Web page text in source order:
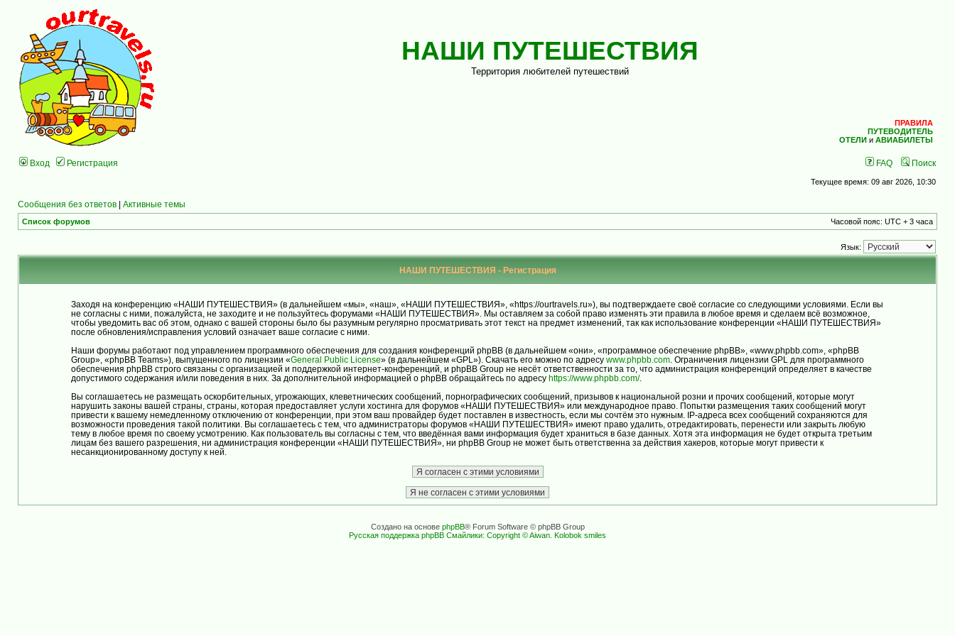
НАШИ ПУТЕШЕСТВИЯ
Территория любителей путешествий
ПРАВИЛА
ПУТЕВОДИТЕЛЬ
ОТЕЛИ и АВИАБИЛЕТЫ
Вход Регистрация FAQ Поиск
Текущее время: 09 авг 2026, 10:30
Сообщения без ответов | Активные темы
Список форумов Часовой пояс: UTC + 3 часа
Язык:
НАШИ ПУТЕШЕСТВИЯ - Регистрация
Заходя на конференцию «НАШИ ПУТЕШЕСТВИЯ» (в дальнейшем «мы», «наш», «НАШИ ПУТЕШЕСТВИЯ», «https://ourtravels.ru»), вы подтверждаете своё согласие со следующими условиями. Если вы
не согласны с ними, пожалуйста, не заходите и не пользуйтесь форумами «НАШИ ПУТЕШЕСТВИЯ». Мы оставляем за собой право изменять эти правила в любое время и сделаем всё возможное,
чтобы уведомить вас об этом, однако с вашей стороны было бы разумным регулярно просматривать этот текст на предмет изменений, так как использование конференции «НАШИ ПУТЕШЕСТВИЯ»
после обновления/исправления условий означает ваше согласие с ними.
Наши форумы работают под управлением программного обеспечения для создания конференций phpBB (в дальнейшем «они», «программное обеспечение phpBB», «www.phpbb.com», «phpBB
Group», «phpBB Teams»), выпущенного по лицензии «General Public License» (в дальнейшем «GPL»). Скачать его можно по адресу www.phpbb.com. Ограничения лицензии GPL для программного
обеспечения phpBB строго связаны с организацией и поддержкой интернет-конференций, и phpBB Group не несёт ответственности за то, что администрация конференций определяет в качестве
допустимого содержания и/или поведения в них. За дополнительной информацией о phpBB обращайтесь по адресу https://www.phpbb.com/.
Вы соглашаетесь не размещать оскорбительных, угрожающих, клеветнических сообщений, порнографических сообщений, призывов к национальной розни и прочих сообщений, которые могут
нарушить законы вашей страны, страны, которая предоставляет услуги хостинга для форумов «НАШИ ПУТЕШЕСТВИЯ» или международное право. Попытки размещения таких сообщений могут
привести к вашему немедленному отключению от конференции, при этом ваш провайдер будет поставлен в известность, если мы сочтём это нужным. IP-адреса всех сообщений сохраняются для
возможности проведения такой политики. Вы соглашаетесь с тем, что администраторы форумов «НАШИ ПУТЕШЕСТВИЯ» имеют право удалить, отредактировать, перенести или закрыть любую
тему в любое время по своему усмотрению. Как пользователь вы согласны с тем, что введённая вами информация будет храниться в базе данных. Хотя эта информация не будет открыта третьим
лицам без вашего разрешения, ни администрация конференции «НАШИ ПУТЕШЕСТВИЯ», ни phpBB Group не может быть ответственна за действия хакеров, которые могут привести к
несанкционированному доступу к ней.
Создано на основе phpBB® Forum Software © phpBB Group
Русская поддержка phpBB Смайлики: Copyright © Aiwan. Kolobok smiles